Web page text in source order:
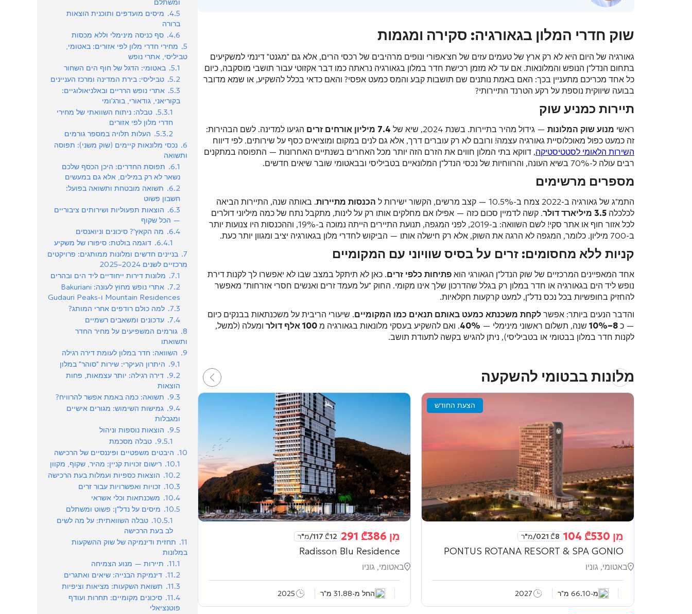
שוק חדרי המלון בגאורגיה: סקירה ומגמות
גאורגיה של היום היא לא רק ארץ של טעמים עזים של חצ'אפורי ונופים מרהיבים של רכסי הרים, אלא גם "מגנט" דינמי למשקיעים
בתחום הנדל"ן הנופש והמלונאות. אם עד לא מזמן רכישת חדר במלון בגאורגיה נראתה כמו דבר אקזוטי עבור תושבי מוסקבה, כיום
כל אחד מכריכם מתעניין בכך: האם באמת נותנים שם תושבות קבע והמס כמעט אפסי? והאם כדאי בכלל להשקיע, או שמא מדובר
בבועה שיווקית נוספת על רקע הטרנד התיירותי?
תיירות כמניע שוק
ראשי מנוע שוק המלונות — גידול מהיר בתיירות. בשנת 2024, שיא של 7.4 מיליון אורחים זרים
הגיעו למדינה. לשם הבהירות:
זה כמעט כפול מאוכלוסיית גאורגיה עצמה! ורובם לא רק עוברים דרך, אלא גם לנים במקום ומוציאים כסף על שירותים. לפי דיווח
השירות הלאומי לסטטיסטיקה, דווקא בתי המלון חווים את הזרם הזה יותר מכל האחרים בשנתיים האחרונות — התפוסה במתקנים
רבים עולה ל-70% בשיא העונה, והרווחיות של נכסי הנדל"ן המלונאיים בטביליסי ובבאטומי שובר שיאים חדשים.
מספרים מרשימים
התמ"ג של גאורגיה ב-2022 צמח ב-10.5% — קצב מרשים, הקשור ישירות ל הכנסות מתיירות. באותה שנה, התיירות הביאה
לכלכלה 3.5 מיליארד דולר
. קשה לדמיין סכום כזה — אפילו אם מחלקים אותו רק על לינות, מתקבל נתח של כמה מיליוני דולרים
לכל אזור חוף או אתר סקי! לשם השוואה: ב-2019, לפני המגפה, תנועת התיירים הייתה נמוכה ב-19%, וההכנסות היו צנועות יותר
ב-700 מיליון. כלומר, המגפה לא הרגה את השוק, אלא רק חישלה אותו — הביקוש לחדרי מלון בגאורגיה יציב ומגוון יותר כעת.
קניות ללא מחסומים: זרים על בסיס שוויוני עם המקומיים
אחד המאפיינים המרכזיים של שוק הנדל"ן הגאורגי הוא פתיחות כלפי זרים. כאן לא תיתקל במצב שבו לא יאפשרו לך לקנות דירת
נופש ליד הים בגאורגיה או חדר במלון רק בגלל שהדרכון שלך אינו מקומי. החוק "על מעמד זרים ואנשים חסרי אזרחות" מאפשר
להחזיק בחופשיות בכל נכס נדל"ן, למעט קרקעות חקלאיות.
והדבר הנעים ביותר: אפשר לקחת משכנתא כמעט באותם תנאים כמו המקומיים. שיעורי הריבית על משכנתאות בבנקים כיום
— כ 8–10% שנה, תשלום ראשוני מינימלי — 40%. ואם להשקיע בעסקי מלונאות בגאורגיה מ 100 אלף דולר
ומעלה (למשל,
לקנות חדר במלון בבטומי או בטביליסי), ניתן להגיש בקשה לתעודת תושב.
מלונות בבטומי להשקעה
הצעת החודש
מִן ₾530 104
₾8 021 /מ"ר
PONTUS ROTANA RESORT & SPA GONIO
באטומי, גוניו
מ-66.10 מ"ר 2027
מִן ₾386 291
₾12 117 /מ"ר
Radisson Blu Residence
באטומי, גוניו
החל מ-31.88 מ"ר 2025
מִן ₾682 214
Wyndham Grand Resindences Aqua
באטומי, גוניו
ומשתלם
4.5.
מיסים מועדפים ותוכנית הוצאות
ברורה
4.6. סף כניסה מינימלי וללא מכסות
5.
מחירי חדרי מלון לפי אזורים: באטומי,
טביליסי, אתרי נופש
5.1. באטומי: הדגל של חוף הים השחור
5.2. טביליסי: בירת המדינה ומרכז העניינים
5.3. אתרי נופש הרריים ובאלניאולוגיים:
בקוריאני, גודאורי, בורג'ומי
5.3.1. טבלה: ניתוח השוואתי של מחירי
חדרי מלון לפי אזורים
5.3.2.
העלות תלויה במספר גורמים
6.
נכסי מלונאות קיימים (שוק משני): תפוסה
ותשואה
6.1.
תפוסת החדרים: היכן הכסף שלכם
נשאר לא רק במילים, אלא גם במעשים
6.2.
תשואה מובטחת ותשואה בפועל:
חשבון פשוט
6.3.
הוצאות תפעוליות ושירותים ציבוריים
— הכל שקוף
6.4.
מה הקאץ'? סיכונים וניואנסים
6.4.1.
דוגמה בולטת: סיפורו של משקיע
7. בניינים חדשים ומלונות ממותגים: פרויקטים
מרכזיים לשנים 2024–2025
7.1.
מלונות דירות ייחודיים ליד הים ובהרים
7.2.
אתרי נופש מחוץ לעונה: Bakuriani
Mountain Residences ו-Gudauri Peaks
7.3. למה כולם רודפים אחרי המותג?
7.4. עדכונים ומשאבים רשמיים
8.
גורמים המשפיעים על מחיר החדר
ותשואתו
9.
השוואה: חדר במלון לעומת דירה רגילה
9.1.
היתרון העיקרי: שירות "סוהר" במלון
9.2.
דירה רגילה: יותר עצמאות, פחות
הוצאות
9.3.
תשואה: כמה באמת אפשר להרוויח?
9.4.
גמישות השימוש: מגורים אישיים
ומגבלות
9.5.
הוצאות נוספות וניהול
9.5.1.
טבלה מסכמת
10.
היבטים משפטיים ופיננסיים של הרכישה
10.1. רישום זכויות קניין: מהיר, שקוף, מקוון
10.2.
הוצאות כספיות ועמלות בעת הרכישה
10.3. זכויות ואפשרויות עבור זרים
10.4.
משכנתאות וכלי אשראי
10.5.
מיסים על נדל"ן: פשוט ומשתלם
10.5.1. טבלה השוואתית: על מה לשים
לב בעת הרכישה
11.
תחזית ודינמיקה של שוק ההשקעות
במלונות
11.1.
תיירות — מנוע הצמיחה
11.2. דינמיקת הבנייה: שיאים ואתגרים
11.3.
תשואת השקעות: מציאות וציפיות
11.4. סיכונים מקומיים: תחרות ועודף
פוטנציאלי